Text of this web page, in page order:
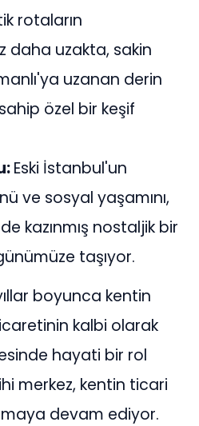
rotaların
daha uzakta, sakin
uzanan derin
özel bir keşif
Eski İstanbul'un
ve sosyal yaşamını,
kazınmış nostaljik bir
taşıyor.
boyunca kentin
kalbi olarak
hayati bir rol
merkez, kentin ticari
devam ediyor.